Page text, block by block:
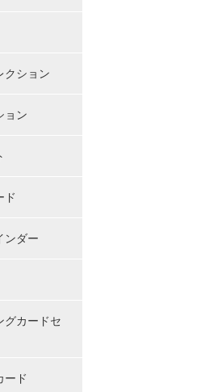
クション
ョン
ド
ンダー
グカードセ
ード